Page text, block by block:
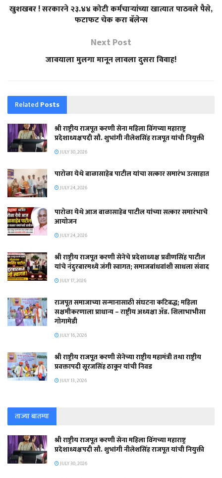
खुशखबर ! सरकारने २३.४४ कोटी कर्मचाऱ्यांच्या खात्यात पाठवले पैसे,
फटाफट चेक करा बॅलेन्स
Next Post
जावयाला मुलगा मानून लावला दुसरा विवाह!
Related Posts
श्री राष्ट्रीय राजपूत करणी सेना महिला विंगच्या महाराष्ट्र
प्रदेशाध्यक्षपदी सौ. शुभांगी नीलेशसिंह राजपूत यांची नियुक्ती
JULY 30, 2026
पारोळा येथे बाळासाहेब पाटील यांचा सत्कार समारंभ उत्साहात
JULY 24, 2026
पारोळा येथे आज बाळासाहेब पाटील यांच्या सत्कार समारंभाचे
आयोजन
JULY 24, 2026
श्री राष्ट्रीय राजपूत करणी सेनेचे प्रदेशाध्यक्ष प्रवीणसिंह पाटील
यांचे नंदुरबारमध्ये जंगी स्वागत; समाजबांधवांशी साधला संवाद
JULY 17, 2026
राजपूत समाजाच्या सन्मानासाठी संघटना कटिबद्ध; महिला
सक्षमीकरणाला प्राधान्य – राष्ट्रीय अध्यक्षा ॲड. शिलाभाभीसा
गोगामेडी
JULY 16, 2026
श्री राष्ट्रीय राजपूत करणी सेनेच्या राष्ट्रीय महामंत्री तथा राष्ट्रीय
प्रवक्तापदी सूरजसिंह ठाकूर यांची निवड
JULY 13, 2026
ताज्या बातम्या
श्री राष्ट्रीय राजपूत करणी सेना महिला विंगच्या महाराष्ट्र
प्रदेशाध्यक्षपदी सौ. शुभांगी नीलेशसिंह राजपूत यांची नियुक्ती
JULY 30, 2026